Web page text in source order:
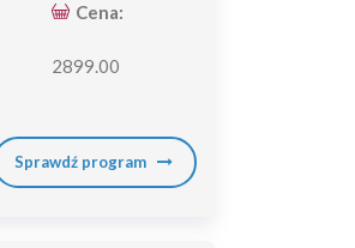
Cena:
2899.00
Sprawdź program